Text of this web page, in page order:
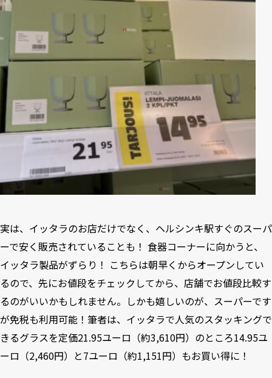
実は、イッタラのお店だけでなく、ヘルシンキ駅すぐのスーパ
ーで安く販売されていることも！ 食器コーナーに向かうと、
イッタラ製品がずらり！ こちらは朝早くからオープンしてい
るので、先にお値段をチェックしてから、店舗でお値段比較す
るのがいいかもしれません。しかも嬉しいのが、スーパーです
が免税も利用可能！筆者は、イッタラで人気のスタッキングで
きるグラスを定価21.95ユーロ（約3,610円）のところ14.95ユ
ーロ（2,460円）と7ユーロ（約1,151円）もお買い得に！